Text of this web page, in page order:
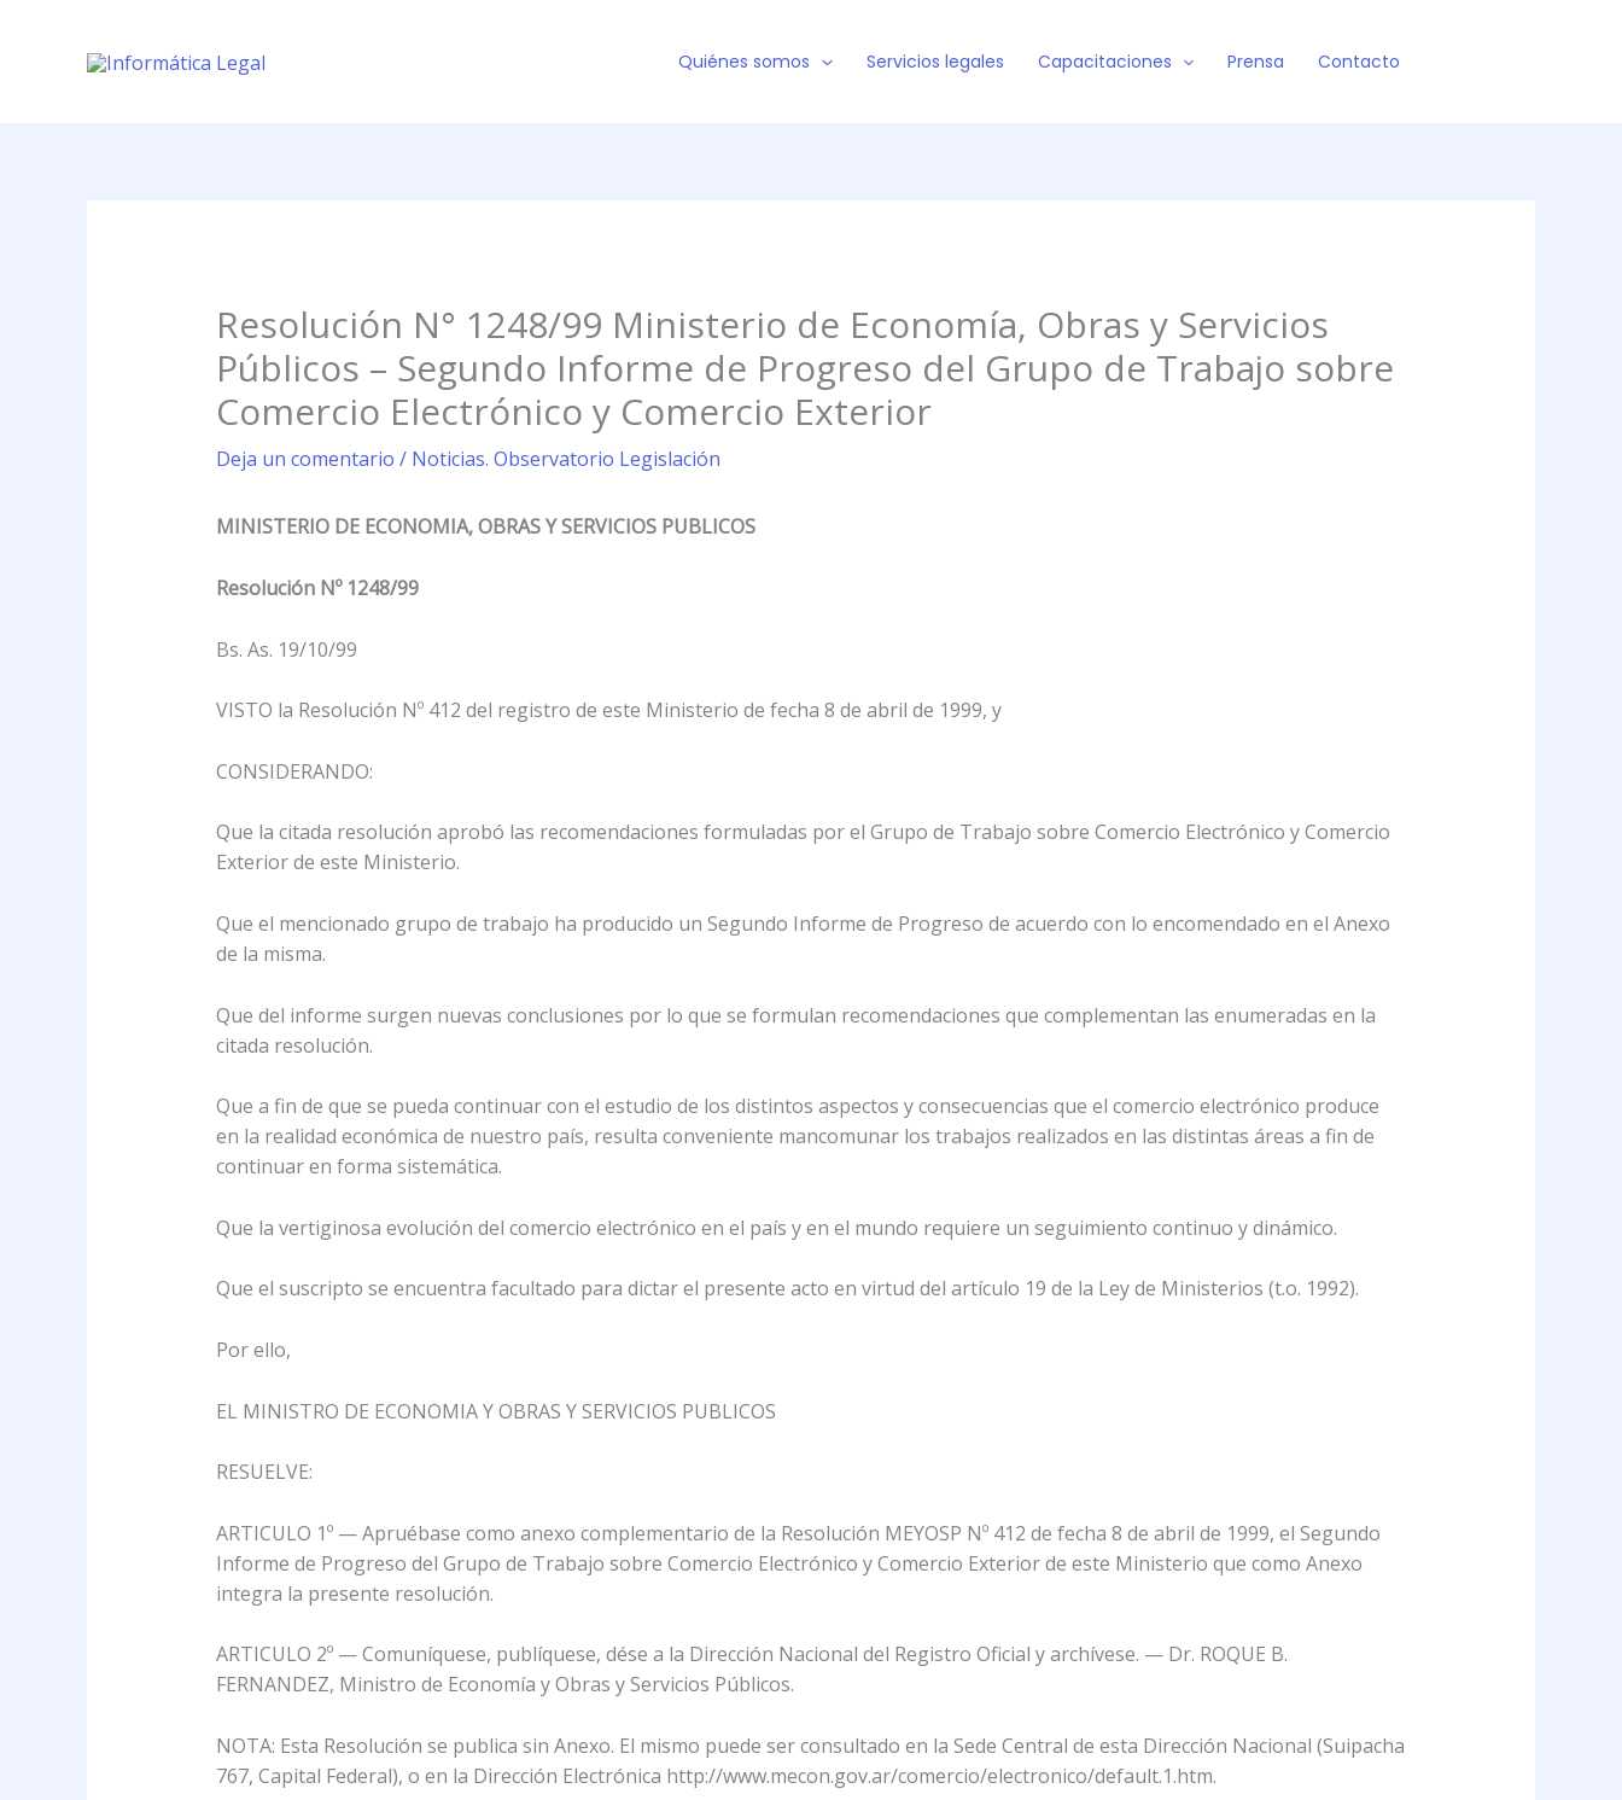
contenido
Quiénes somos Servicios legales Capacitaciones Prensa Contacto
Resolución N° 1248/99 Ministerio de Economía, Obras y Servicios
Públicos – Segundo Informe de Progreso del Grupo de Trabajo sobre
Comercio Electrónico y Comercio Exterior
Deja un comentario / Noticias. Observatorio Legislación
MINISTERIO DE ECONOMIA, OBRAS Y SERVICIOS PUBLICOS
Resolución Nº 1248/99
Bs. As. 19/10/99
VISTO la Resolución Nº 412 del registro de este Ministerio de fecha 8 de abril de 1999, y
CONSIDERANDO:
Que la citada resolución aprobó las recomendaciones formuladas por el Grupo de Trabajo sobre Comercio Electrónico y Comercio
Exterior de este Ministerio.
Que el mencionado grupo de trabajo ha producido un Segundo Informe de Progreso de acuerdo con lo encomendado en el Anexo
de la misma.
Que del informe surgen nuevas conclusiones por lo que se formulan recomendaciones que complementan las enumeradas en la
citada resolución.
Que a fin de que se pueda continuar con el estudio de los distintos aspectos y consecuencias que el comercio electrónico produce
en la realidad económica de nuestro país, resulta conveniente mancomunar los trabajos realizados en las distintas áreas a fin de
continuar en forma sistemática.
Que la vertiginosa evolución del comercio electrónico en el país y en el mundo requiere un seguimiento continuo y dinámico.
Que el suscripto se encuentra facultado para dictar el presente acto en virtud del artículo 19 de la Ley de Ministerios (t.o. 1992).
Por ello,
EL MINISTRO DE ECONOMIA Y OBRAS Y SERVICIOS PUBLICOS
RESUELVE:
ARTICULO 1º — Apruébase como anexo complementario de la Resolución MEYOSP Nº 412 de fecha 8 de abril de 1999, el Segundo
Informe de Progreso del Grupo de Trabajo sobre Comercio Electrónico y Comercio Exterior de este Ministerio que como Anexo
integra la presente resolución.
ARTICULO 2º — Comuníquese, publíquese, dése a la Dirección Nacional del Registro Oficial y archívese. — Dr. ROQUE B.
FERNANDEZ, Ministro de Economía y Obras y Servicios Públicos.
NOTA: Esta Resolución se publica sin Anexo. El mismo puede ser consultado en la Sede Central de esta Dirección Nacional (Suipacha
767, Capital Federal), o en la Dirección Electrónica http://www.mecon.gov.ar/comercio/electronico/default.1.htm.